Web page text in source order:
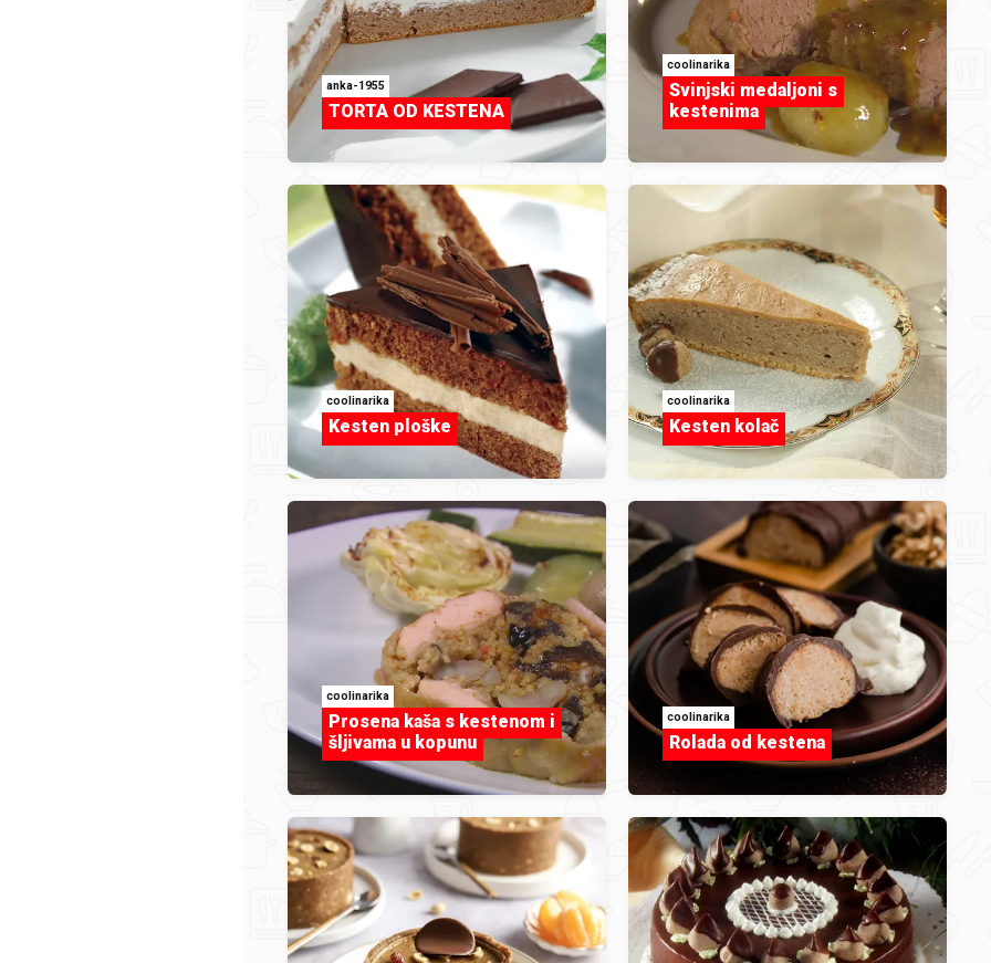
potrebe za koje i sredstva kojima se osobni podaci
kao pružatelj usluga web stranice zauzima se za zaštitu
kontaktirati u vezi ovih pravila ili u vezi vaših osobnih
vas da koristite sljedeće kontakt podatke:
zaštitu podataka možete dobiti na: dpo@podravka.hr
prikupljamo kada je to potrebno za ostvarivanje vaših
izvršavanje usluga ili za potrebe našeg poslovanja:
prikupit ćemo vašu IP adresu koja
kao voditelj obrade od vas ćemo
o sebi (osobnih podataka) kao što je e-mail
i broj telefona (dio podataka označen je kao
osnova za obradu vaših podataka je privola.
anka-1955
TORTA OD KESTENA
coolinarika
Svinjski medaljoni s
kestenima
coolinarika
Kesten ploške
coolinarika
Kesten kolač
coolinarika
Prosena kaša s kestenom i
šljivama u kopunu
coolinarika
Rolada od kestena